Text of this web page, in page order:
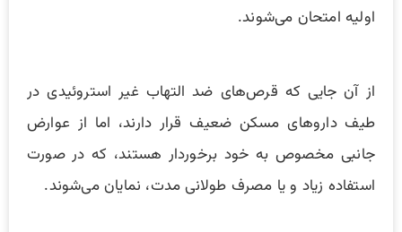
اولیه امتحان می‌شوند.
از آن جایی که قرص‌های ضد التهاب غیر استروئیدی در
طیف داروهای مسکن ضعیف قرار دارند، اما از عوارض
جانبی مخصوص به خود برخوردار هستند، که در صورت
استفاده زیاد و یا مصرف طولانی مدت، نمایان می‌شوند.